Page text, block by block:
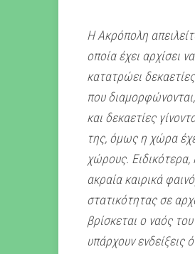
Η Ακρόπολη
οποία έχει αρχίσει
κατατρώει
που
και δεκαετίες
της, όμως η χώρα
χώρους.
ακραία καιρικά
στατικότητας σε
βρίσκεται ο ναός
υπάρχουν ενδείξεις